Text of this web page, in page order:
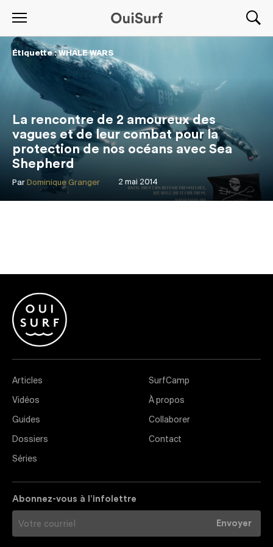
Étiquette : WHALE WARS
La rencontre de 2 amoureux des
vagues et de leur combat pour la
protection de nos océans avec Sea
Shepherd
2 mai 2014
Par Dominique Granger
Articles
Vidéos
Guides
Dossiers
Séries
SurfCamp
À propos
Collaborer
Contact
Abonnez-vous à l’infolettre